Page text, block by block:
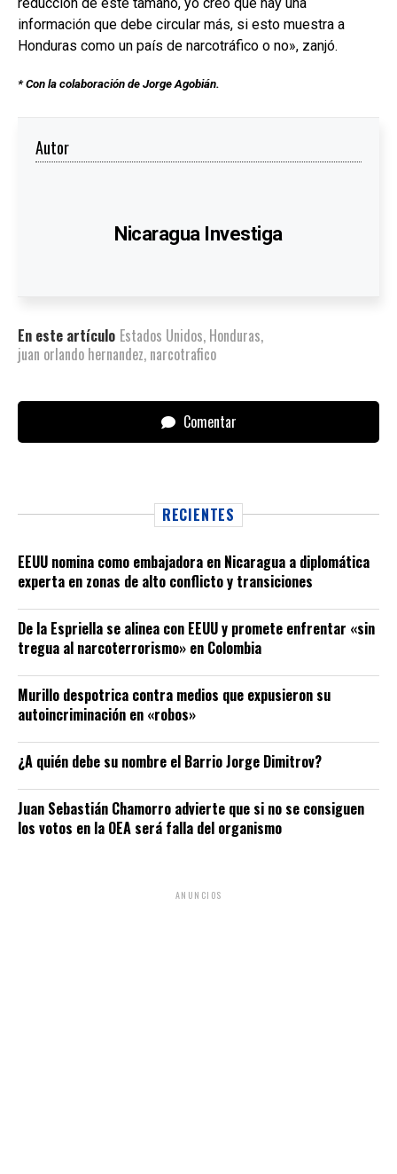
reducción de este tamaño, yo creo que hay una
información que debe circular más, si esto muestra a
Honduras como un país de narcotráfico o no», zanjó.
* Con la colaboración de Jorge Agobián.
Autor
Nicaragua Investiga
En este artículo Estados Unidos, Honduras,
juan orlando hernandez, narcotrafico
Comentar
RECIENTES
EEUU nomina como embajadora en Nicaragua a diplomática
experta en zonas de alto conflicto y transiciones
De la Espriella se alinea con EEUU y promete enfrentar «sin
tregua al narcoterrorismo» en Colombia
Murillo despotrica contra medios que expusieron su
autoincriminación en «robos»
¿A quién debe su nombre el Barrio Jorge Dimitrov?
Juan Sebastián Chamorro advierte que si no se consiguen
los votos en la OEA será falla del organismo
ANUNCIOS